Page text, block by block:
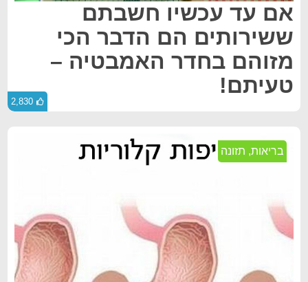
אם עד עכשיו חשבתם
ששירותים הם הדבר הכי
מזוהם בחדר האמבטיה –
טעיתם!
2,830
בריאות, תזונה